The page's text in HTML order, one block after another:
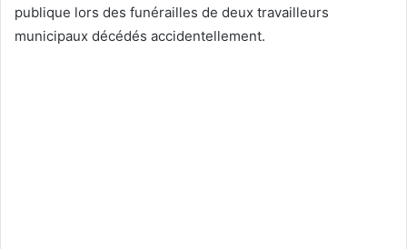
publique lors des funérailles de deux travailleurs
municipaux décédés accidentellement.